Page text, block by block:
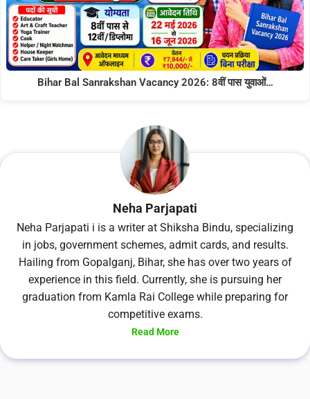
Bihar Bal Sanrakshan Vacancy 2026: 8वीं पास युवाओं…
Neha Parjapati
Neha Parjapati i is a writer at Shiksha Bindu, specializing
in jobs, government schemes, admit cards, and results.
Hailing from Gopalganj, Bihar, she has over two years of
experience in this field. Currently, she is pursuing her
graduation from Kamla Rai College while preparing for
competitive exams.
Read More